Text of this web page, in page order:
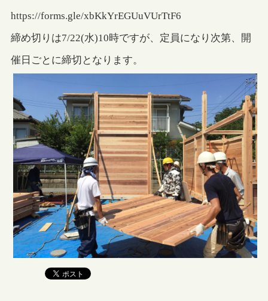
https://forms.gle/xbKkYrEGUuVUrTtF6
締め切りは7/22(水)10時ですが、定員になり次第、開
催日ごとに締切となります。